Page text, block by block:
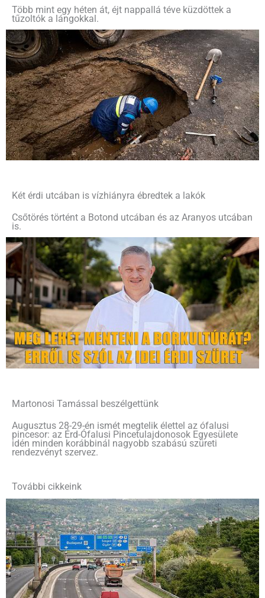
Több mint egy héten át, éjt nappallá téve küzdöttek a
tűzoltók a lángokkal.
Két érdi utcában is vízhiányra ébredtek a lakók
Csőtörés történt a Botond utcában és az Aranyos utcában
is.
Martonosi Tamással beszélgettünk
Augusztus 28-29-én ismét megtelik élettel az ófalusi
pincesor: az Érd-Ófalusi Pincetulajdonosok Egyesülete
idén minden korábbinál nagyobb szabású szüreti
rendezvényt szervez.
További cikkeink